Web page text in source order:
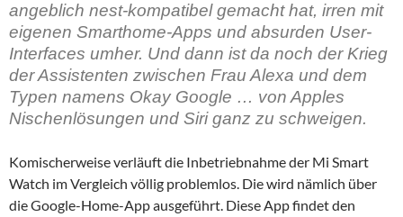
angeblich nest-kompatibel gemacht hat, irren mit
eigenen Smarthome-Apps und absurden User-
Interfaces umher. Und dann ist da noch der Krieg
der Assistenten zwischen Frau Alexa und dem
Typen namens Okay Google … von Apples
Nischenlösungen und Siri ganz zu schweigen.
Komischerweise verläuft die Inbetriebnahme der Mi Smart
Watch im Vergleich völlig problemlos. Die wird nämlich über
die Google-Home-App ausgeführt. Diese App findet den